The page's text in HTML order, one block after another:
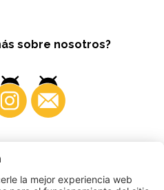
sobre nosotros?